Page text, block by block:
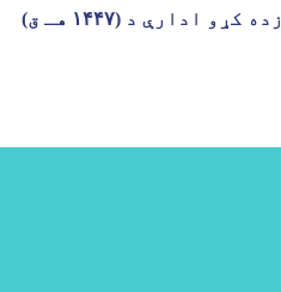
کړو ادارې د (۱۴۴۷ هـ ق)